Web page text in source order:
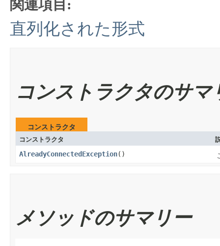
関連項目:
直列化された形式
コンストラクタのサマ
コンストラクタ
コンストラクタ
AlreadyConnectedException​()
メソッドのサマリー